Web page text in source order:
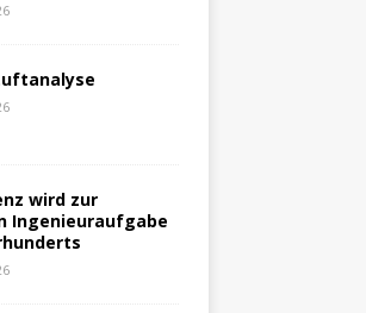
wird zur
Ingenieuraufgabe